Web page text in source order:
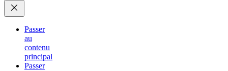
Passer
au
contenu
principal
Passer